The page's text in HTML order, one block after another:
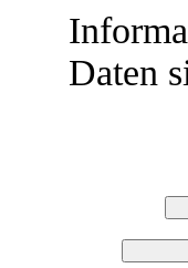
Daten